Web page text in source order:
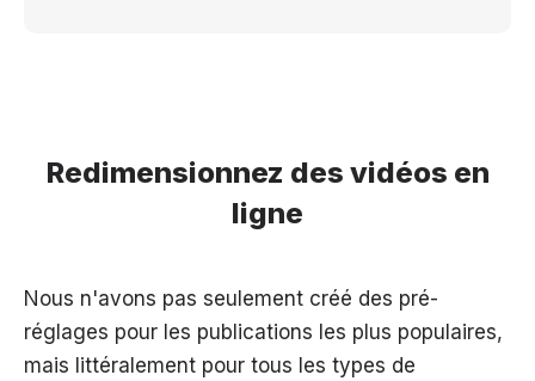
Redimensionnez des vidéos en
ligne
Nous n'avons pas seulement créé des pré-
réglages pour les publications les plus populaires,
mais littéralement pour tous les types de